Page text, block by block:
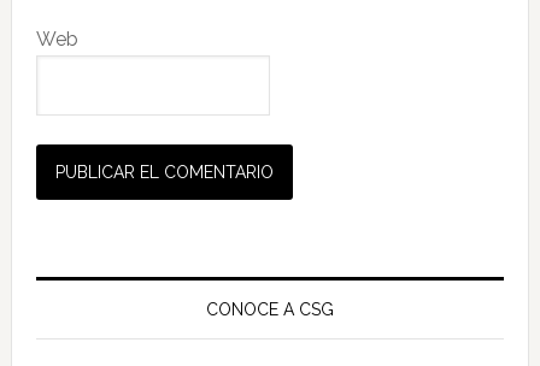
Web
Barra
CONOCE A CSG